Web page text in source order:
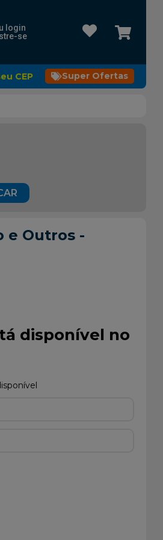
login
se
CEP Super Ofertas
e Outros -
disponível no